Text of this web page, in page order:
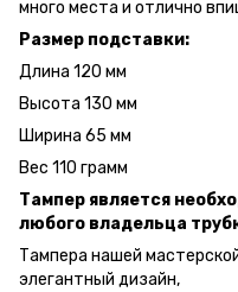
много места и отлично
Размер подставки:
Длина 120 мм
Высота 130 мм
Ширина 65 мм
Вес 110 грамм
Тампер является
любого владельца
Тампера нашей
элегантный дизайн,